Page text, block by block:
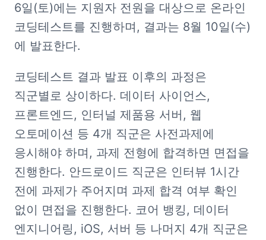
6일(토)에는 지원자 전원을 대상으로 온라인
코딩테스트를 진행하며, 결과는 8월 10일(수)
에 발표한다.
코딩테스트 결과 발표 이후의 과정은
직군별로 상이하다. 데이터 사이언스,
프론트엔드, 인터널 제품용 서버, 웹
오토메이션 등 4개 직군은 사전과제에
응시해야 하며, 과제 전형에 합격하면 면접을
진행한다. 안드로이드 직군은 인터뷰 1시간
전에 과제가 주어지며 과제 합격 여부 확인
없이 면접을 진행한다. 코어 뱅킹, 데이터
엔지니어링, iOS, 서버 등 나머지 4개 직군은